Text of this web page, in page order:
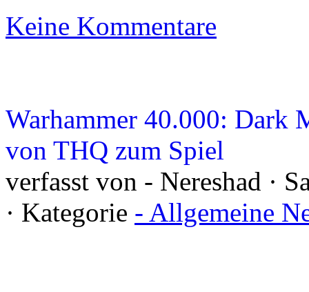
Keine Kommentare
Warhammer 40.000: Dark
von THQ zum Spiel
verfasst von - Nereshad ·
· Kategorie - Allgemeine